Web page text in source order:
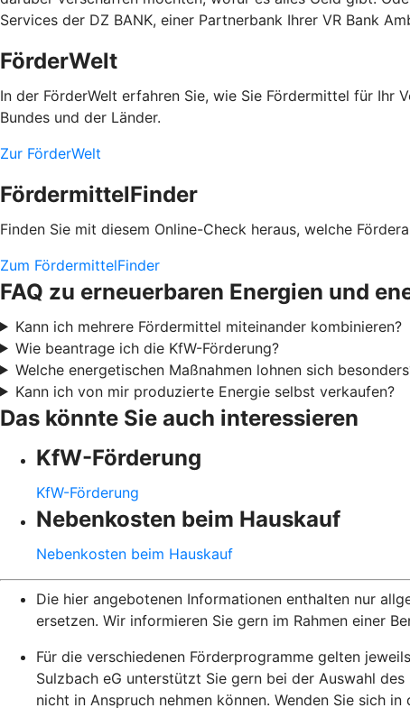
Services der DZ BANK, einer Partnerbank Ihrer VR Bank
FörderWelt
In der FörderWelt erfahren Sie, wie Sie Fördermittel für
Bundes und der Länder.
Zur FörderWelt
FördermittelFinder
Finden Sie mit diesem Online-Check heraus, welche
Zum FördermittelFinder
FAQ zu erneuerbaren Energien und
Kann ich mehrere Fördermittel miteinander kombinieren?
Wie beantrage ich die KfW-Förderung?
Welche energetischen Maßnahmen lohnen sich
Kann ich von mir produzierte Energie selbst verkaufen?
Das könnte Sie auch interessieren
KfW-Förderung
KfW-Förderung
Nebenkosten beim Hauskauf
Nebenkosten beim Hauskauf
Die hier angebotenen Informationen enthalten nur
ersetzen. Wir informieren Sie gern im Rahmen einer
Für die verschiedenen Förderprogramme gelten
Sulzbach eG unterstützt Sie gern bei der Auswahl
nicht in Anspruch nehmen können. Wenden Sie sich